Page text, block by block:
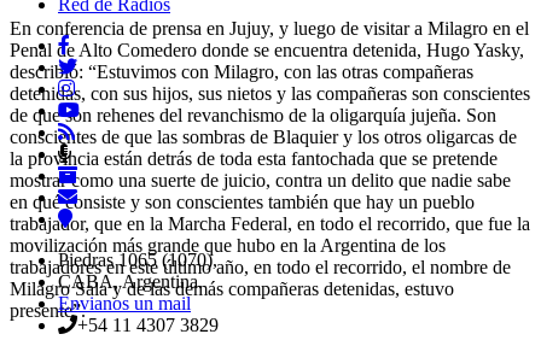
En conferencia de prensa en Jujuy, y luego de visitar a Milagro en el
Penal de Alto Comedero donde se encuentra detenida, Hugo Yasky,
describió: “Estuvimos con Milagro, con las otras compañeras
detenidas, con sus hijos, sus nietos y las compañeras son conscientes
de que son rehenes del revanchismo de la oligarquía jujeña. Son
conscientes de que las sombras de Blaquier y los otros oligarcas de
la provincia están detrás de toda esta fantochada que se pretende
mostrar como una suerte de juicio, contra un delito que nadie sabe
en qué consiste y son conscientes también que hay un pueblo
trabajador, que en la Marcha Federal, en todo el recorrido, que fue la
movilización más grande que hubo en la Argentina de los
trabajadores en este último año, en todo el recorrido, el nombre de
Milagro Sala y de las demás compañeras detenidas, estuvo
presente”.
Red de Radios
Piedras 1065 (1070),
CABA, Argentina.
Envianos un mail
+54 11 4307 3829